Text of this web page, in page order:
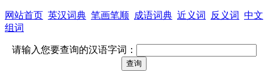
网站首页 英汉词典 笔画笔顺 成语词典 近义词 反义词 中文
组词
请输入您要查询的汉语字词：